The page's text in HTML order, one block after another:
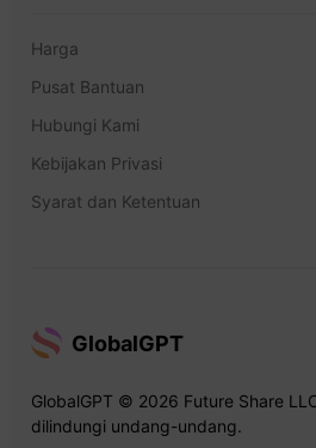
Harga
Pusat Bantuan
Hubungi Kami
Kebijakan Privasi
Syarat dan Ketentuan
GlobalGPT
GlobalGPT © 2026 Future Share
dilindungi undang-undang.